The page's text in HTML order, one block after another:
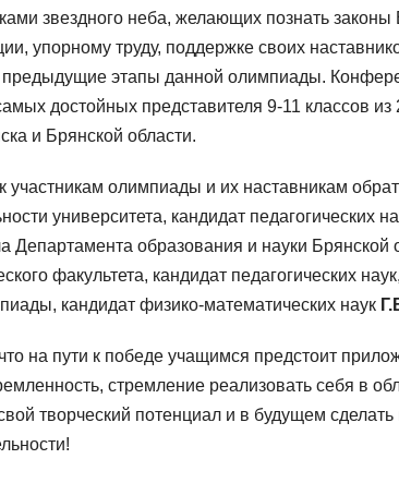
звездного неба, желающих познать
упорному труду, поддержке своих
этапы данной олимпиады.
достойных представителя 9-11 классов из
и Брянской области.
участникам олимпиады и их наставникам
университета, кандидат педагогических
Департамента образования и науки Брянской
факультета, кандидат педагогических
кандидат физико-математических наук
на пути к победе учащимся предстоит
стремление реализовать себя в
творческий потенциал и в будущем